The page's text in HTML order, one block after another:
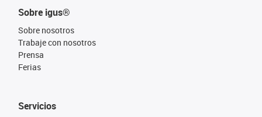
Sobre igus®
Sobre nosotros
Trabaje con nosotros
Prensa
Ferias
Servicios